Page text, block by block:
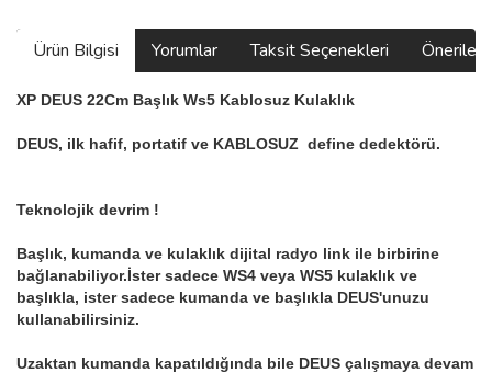
Ürün Bilgisi Yorumlar Taksit Seçenekleri
XP DEUS 22Cm Başlık Ws5 Kablosuz Kulaklık
DEUS, ilk hafif, portatif ve KABLOSUZ define dedektörü.
Teknolojik devrim !
Başlık, kumanda ve kulaklık dijital radyo link ile birbirine
bağlanabiliyor.İster sadece WS4 veya WS5 kulaklık ve
başlıkla, ister sadece kumanda ve başlıkla DEUS'unuzu
kullanabilirsiniz.
Uzaktan kumanda kapatıldığında bile DEUS çalışmaya devam